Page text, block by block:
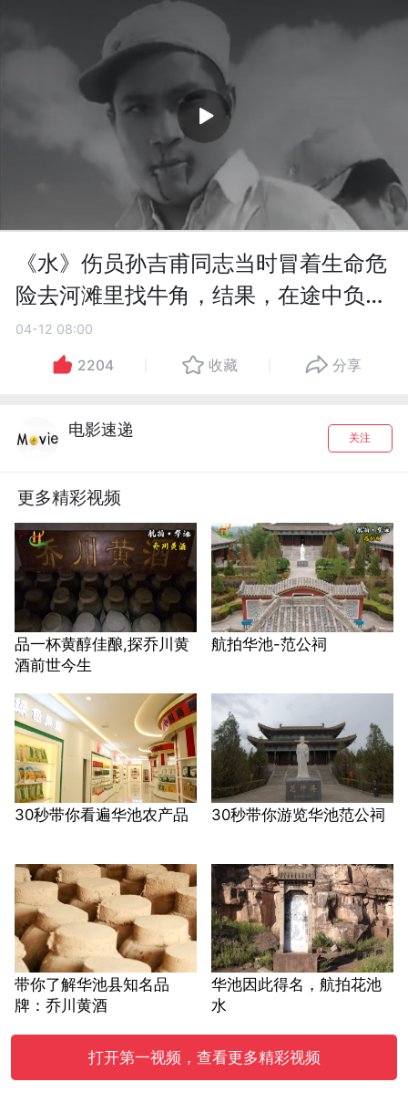
《水》伤员孙吉甫同志当时冒着生命危
险去河滩里找牛角，结果，在途中负伤
被敌人俘虏。
04-12 08:00
2204 收藏 分享
电影速递 关注
更多精彩视频
品一杯黄醇佳酿,探乔川黄
酒前世今生
航拍华池-范公祠
30秒带你看遍华池农产品 30秒带你游览华池范公祠
带你了解华池县知名品
牌：乔川黄酒
华池因此得名，航拍花池
水
打开第一视频，查看更多精彩视频